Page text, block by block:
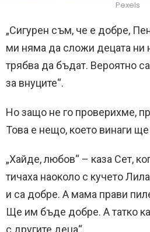
Pexels
„Сигурен съм, че е добре,
ми няма да сложи децата ни
трябва да бъдат. Вероятно
за внуците“.
Но защо не го проверихме,
Това е нещо, което винаги
„Хайде, любов“ – каза Сет,
тичаха наоколо с кучето
и са добре. А мама прави
Ще им бъде добре. А татко
с другите деца“.